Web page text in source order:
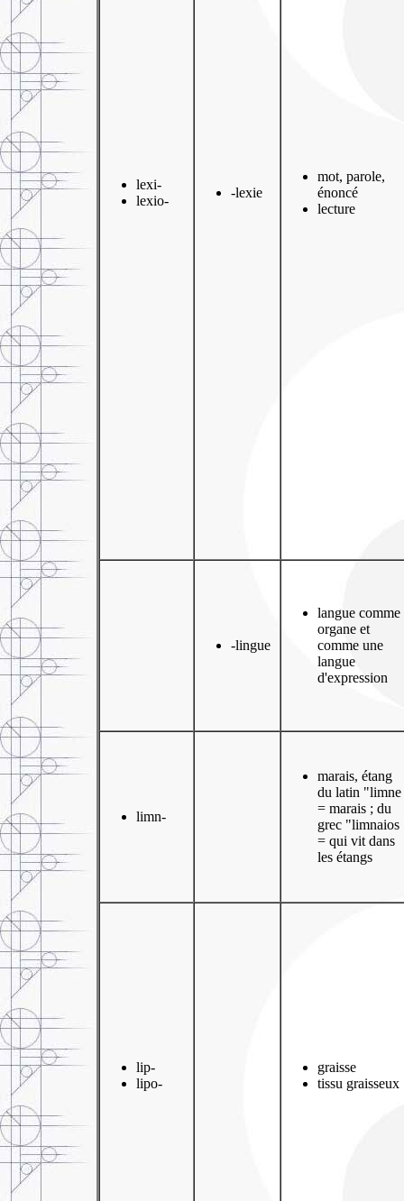
lexi-
lexio-
-lexie
mot, parole,
énoncé
lecture
-lingue
langue comme
organe et
comme une
langue
d'expression
limn-
marais, étang
du latin "limne
= marais ; du
grec "limnaios
= qui vit dans
les étangs
lip-
lipo-
graisse
tissu graisseux